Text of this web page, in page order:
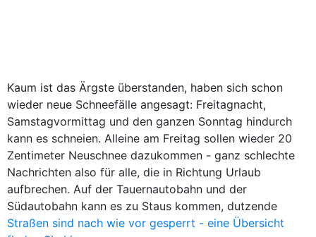
Kaum ist das Ärgste überstanden, haben sich schon
wieder neue Schneefälle angesagt: Freitagnacht,
Samstagvormittag und den ganzen Sonntag hindurch
kann es schneien. Alleine am Freitag sollen wieder 20
Zentimeter Neuschnee dazukommen - ganz schlechte
Nachrichten also für alle, die in Richtung Urlaub
aufbrechen. Auf der Tauernautobahn und der
Südautobahn kann es zu Staus kommen, dutzende
Straßen sind nach wie vor gesperrt - eine Übersicht